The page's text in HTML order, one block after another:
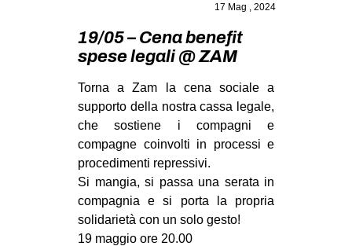
CSOA LAMBRETTA
MSM
STUDENTI TSUNAMI
ZAM
MILANO
MOBILITAZIONI
SPAZI
SPORT POPOLARE
MOVIMENTI
17 Mag , 2024
19/05 – Cena benefit
spese legali @ ZAM
Torna a Zam la cena sociale a
supporto della nostra cassa legale,
che sostiene i compagni e
compagne coinvolti in processi e
procedimenti repressivi.
Si mangia, si passa una serata in
compagnia e si porta la propria
solidarietà con un solo gesto!
19 maggio ore 20.00